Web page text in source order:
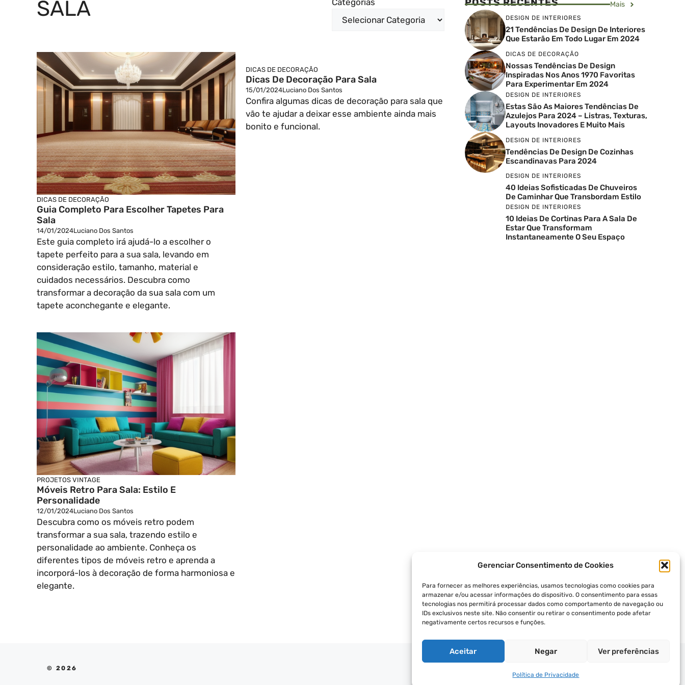
Gerenciar Consentimento de Cookies
Para fornecer as melhores experiências, usamos tecnologias como cookies para
armazenar e/ou acessar informações do dispositivo. O consentimento para essas
tecnologias nos permitirá processar dados como comportamento de navegação ou
IDs exclusivos neste site. Não consentir ou retirar o consentimento pode afetar
negativamente certos recursos e funções.
Aceitar Negar Ver preferências
Política de Privacidade
SALA Categorias
DICAS DE DECORAÇÃO
Guia Completo Para Escolher Tapetes Para
Sala
14/01/2024Luciano Dos Santos
Este guia completo irá ajudá-lo a escolher o
tapete perfeito para a sua sala, levando em
consideração estilo, tamanho, material e
cuidados necessários. Descubra como
transformar a decoração da sua sala com um
tapete aconchegante e elegante.
DICAS DE DECORAÇÃO
Dicas De Decoração Para Sala
15/01/2024Luciano Dos Santos
Confira algumas dicas de decoração para sala que
vão te ajudar a deixar esse ambiente ainda mais
bonito e funcional.
PROJETOS VINTAGE
Móveis Retro Para Sala: Estilo E
Personalidade
12/01/2024Luciano Dos Santos
Descubra como os móveis retro podem
transformar a sua sala, trazendo estilo e
personalidade ao ambiente. Conheça os
diferentes tipos de móveis retro e aprenda a
incorporá-los à decoração de forma harmoniosa e
elegante.
Mais
DESIGN DE INTERIORES
21 Tendências De Design De Interiores
Que Estarão Em Todo Lugar Em 2024
DICAS DE DECORAÇÃO
Nossas Tendências De Design
Inspiradas Nos Anos 1970 Favoritas
Para Experimentar Em 2024
DESIGN DE INTERIORES
Estas São As Maiores Tendências De
Azulejos Para 2024 – Listras, Texturas,
Layouts Inovadores E Muito Mais
DESIGN DE INTERIORES
Tendências De Design De Cozinhas
Escandinavas Para 2024
DESIGN DE INTERIORES
40 Ideias Sofisticadas De Chuveiros
De Caminhar Que Transbordam Estilo
DESIGN DE INTERIORES
10 Ideias De Cortinas Para A Sala De
Estar Que Transformam
Instantaneamente O Seu Espaço
© 2026